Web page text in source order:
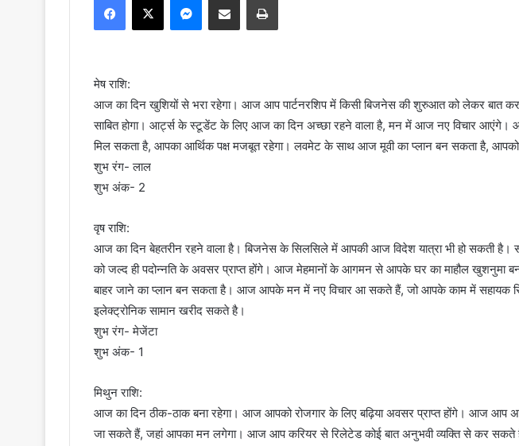
मेष राशि:
आज का दिन खुशियों से भरा रहेगा। आज आप पार्टनरशिप में किसी बिजनेस की शुरुआत को लेकर बात
साबित होगा। आर्ट्स के स्टूडेंट के लिए आज का दिन अच्छा रहने वाला है, मन में आज नए विचार आएंगे। आज
मिल सकता है, आपका आर्थिक पक्ष मजबूत रहेगा। लवमेट के साथ आज मूवी का प्लान बन सकता है, आपको
शुभ रंग- लाल
शुभ अंक- 2
वृष राशि:
आज का दिन बेहतरीन रहने वाला है। बिजनेस के सिलसिले में आपकी आज विदेश यात्रा भी हो सकती है।
को जल्द ही पदोन्नति के अवसर प्राप्त होंगे। आज मेहमानों के आगमन से आपके घर का माहौल खुशनुमा बना
बाहर जाने का प्लान बन सकता है। आज आपके मन में नए विचार आ सकते हैं, जो आपके काम में सहायक
इलेक्ट्रोनिक सामान खरीद सकते है।
शुभ रंग- मेजेंटा
शुभ अंक- 1
मिथुन राशि:
आज का दिन ठीक-ठाक बना रहेगा। आज आपको रोजगार के लिए बढ़िया अवसर प्राप्त होंगे। आज आप
जा सकते हैं, जहां आपका मन लगेगा। आज आप करियर से रिलेटेड कोई बात अनुभवी व्यक्ति से कर सकते